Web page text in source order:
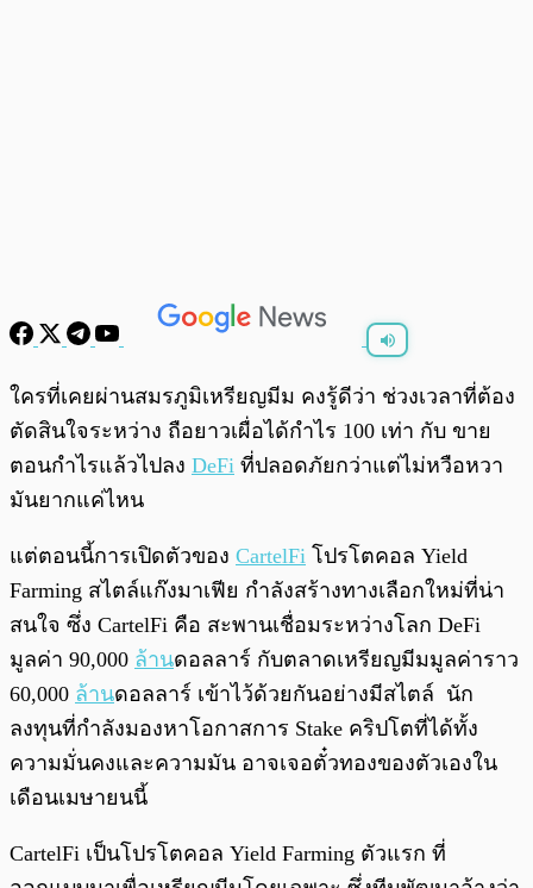
พร้อมเล่น 0:00
ใครที่เคยผ่านสมรภูมิเหรียญมีม คงรู้ดีว่า ช่วงเวลาที่ต้อง
ตัดสินใจระหว่าง ถือยาวเผื่อได้กำไร 100 เท่า กับ ขาย
ตอนกำไรแล้วไปลง DeFi ที่ปลอดภัยกว่าแต่ไม่หวือหวา
มันยากแค่ไหน
แต่ตอนนี้การเปิดตัวของ CartelFi โปรโตคอล Yield
Farming สไตล์แก๊งมาเฟีย กำลังสร้างทางเลือกใหม่ที่น่า
สนใจ ซึ่ง CartelFi คือ สะพานเชื่อมระหว่างโลก DeFi
มูลค่า 90,000 ล้านดอลลาร์ กับตลาดเหรียญมีมมูลค่าราว
60,000 ล้านดอลลาร์ เข้าไว้ด้วยกันอย่างมีสไตล์ นัก
ลงทุนที่กำลังมองหาโอกาสการ Stake คริปโตที่ได้ทั้ง
ความมั่นคงและความมัน อาจเจอตั๋วทองของตัวเองใน
เดือนเมษายนนี้
CartelFi เป็นโปรโตคอล Yield Farming ตัวแรก ที่